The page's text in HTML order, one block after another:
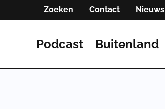
Zoeken Contact Nieuws
Podcast Buitenland